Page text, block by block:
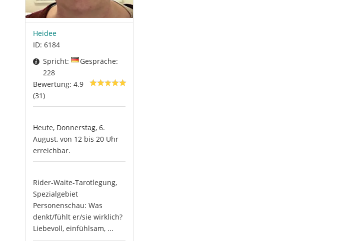
Heidee
ID: 6184
Spricht:
Gespräche:
228
Bewertung: 4.9
(31)
Heute, Donnerstag, 6.
August, von 12 bis 20 Uhr
erreichbar.
Rider-Waite-Tarotlegung,
Spezialgebiet
Personenschau: Was
denkt/fühlt er/sie wirklich?
Liebevoll, einfühlsam, ...